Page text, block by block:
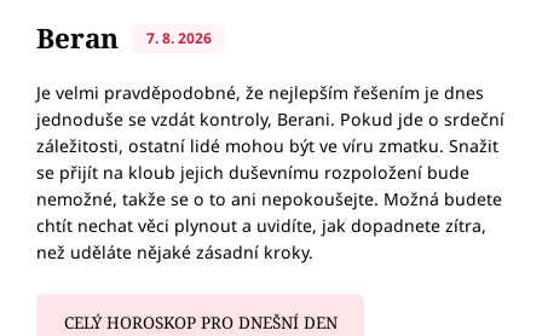
Beran 7. 8. 2026
Je velmi pravděpodobné, že nejlepším řešením je dnes
jednoduše se vzdát kontroly, Berani. Pokud jde o srdeční
záležitosti, ostatní lidé mohou být ve víru zmatku. Snažit
se přijít na kloub jejich duševnímu rozpoložení bude
nemožné, takže se o to ani nepokoušejte. Možná budete
chtít nechat věci plynout a uvidíte, jak dopadnete zítra,
než uděláte nějaké zásadní kroky.
CELÝ HOROSKOP PRO DNEŠNÍ DEN